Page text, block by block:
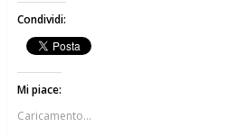
Condividi:
Mi piace:
Caricamento...